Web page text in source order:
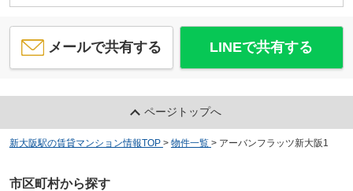
メールで共有する LINEで共有する
ページトップへ
新大阪駅の賃貸マンション情報TOP > 物件一覧 > アーバンフラッツ新大阪1
市区町村から探す